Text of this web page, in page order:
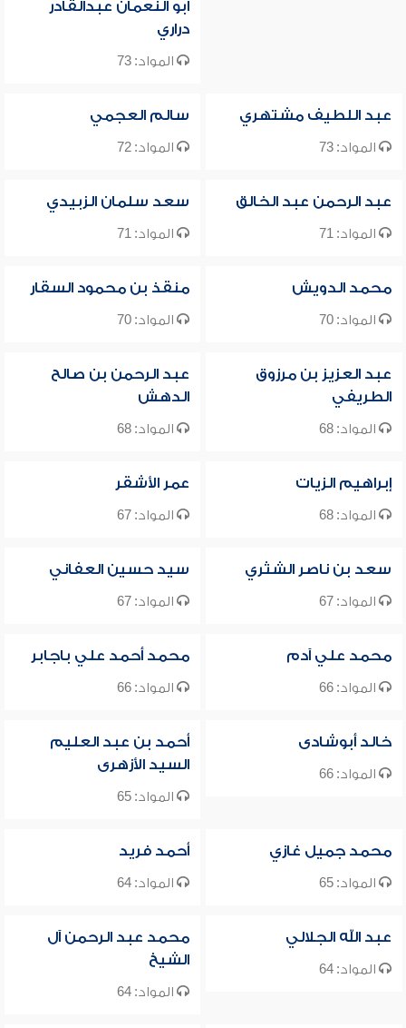
أبو النعمان عبدالقادر
دراري
المواد: 73
عبد اللطيف مشتهري
المواد: 73
سالم العجمي
المواد: 72
عبد الرحمن عبد الخالق
المواد: 71
سعد سلمان الزبيدي
المواد: 71
محمد الدويش
المواد: 70
منقذ بن محمود السقار
المواد: 70
عبد العزيز بن مرزوق
الطريفي
المواد: 68
عبد الرحمن بن صالح
الدهش
المواد: 68
إبراهيم الزيات
المواد: 68
عمر الأشقر
المواد: 67
سعد بن ناصر الشثري
المواد: 67
سيد حسين العفاني
المواد: 67
محمد علي آدم
المواد: 66
محمد أحمد علي باجابر
المواد: 66
خالد أبوشادى
المواد: 66
أحمد بن عبد العليم
السيد الأزهرى
المواد: 65
محمد جميل غازي
المواد: 65
أحمد فريد
المواد: 64
عبد الله الجلالي
المواد: 64
محمد عبد الرحمن آل
الشيخ
المواد: 64